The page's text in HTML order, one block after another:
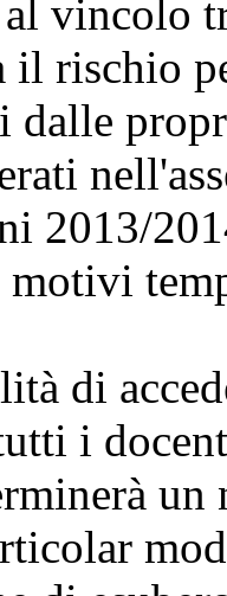
il rischio
dalle
2013/
i